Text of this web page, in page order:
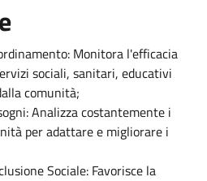
Monitora l'efficacia
sociali, sanitari, educativi
comunità;
Analizza costantemente i
per adattare e migliorare i
Sociale: Favorisce la